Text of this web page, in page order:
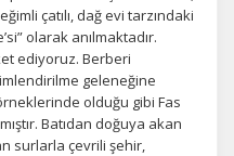
belirleyin.
, çerez kullanım ve
çatılı, dağ evi tarzındaki
olarak anılmaktadır.
ediyoruz. Berberi
geleneğine
olduğu gibi Fas
Batıdan doğuya akan
surlarla çevrili şehir,